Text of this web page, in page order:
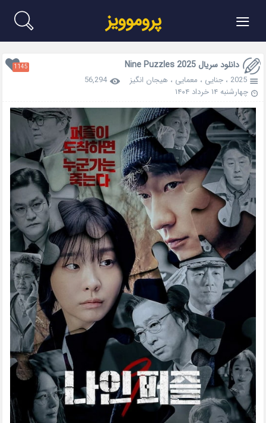
≡ پروموویز
دانلود سریال Nine Puzzles 2025 1145
2025 ،جنایی ، معمایی ، هیجان انگیز
56,294
چهارشنبه ۱۴ خرداد ۱۴۰۴